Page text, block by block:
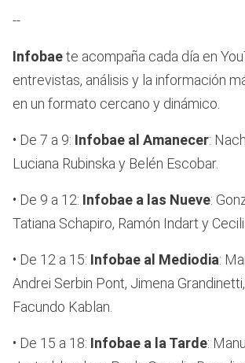
--
Infobaete acompaña cada día en
entrevistas, análisis y la información
en un formato cercano y dinámico.
• De 7 a 9: Infobae al Amanecer:
Luciana Rubinska y Belén Escobar.
• De 9 a 12: Infobae a las Nueve:
Tatiana Schapiro, Ramón Indart y
• De 12 a 15: Infobae al Mediodia:
Andrei Serbin Pont, Jimena
Facundo Kablan.
• De 15 a 18: Infobae a la Tarde: